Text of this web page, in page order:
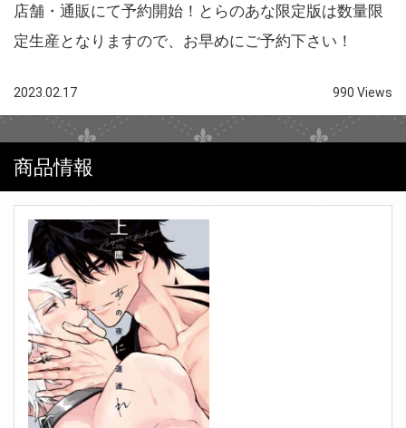
店舗・通販にて予約開始！とらのあな限定版は数量限
定生産となりますので、お早めにご予約下さい！
2023.02.17 990 Views
商品情報